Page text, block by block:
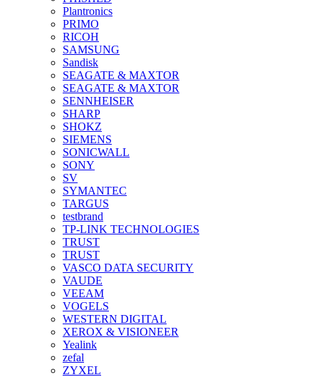
Plantronics
PRIMO
RICOH
SAMSUNG
Sandisk
SEAGATE & MAXTOR
SEAGATE & MAXTOR
SENNHEISER
SHARP
SHOKZ
SIEMENS
SONICWALL
SONY
SV
SYMANTEC
TARGUS
testbrand
TP-LINK TECHNOLOGIES
TRUST
TRUST
VASCO DATA SECURITY
VAUDE
VEEAM
VOGELS
WESTERN DIGITAL
XEROX & VISIONEER
Yealink
zefal
ZYXEL